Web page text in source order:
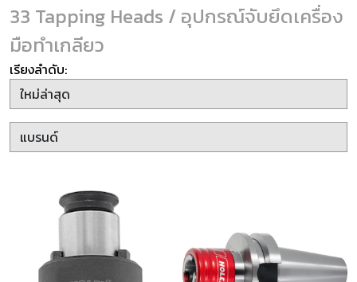
33 Tapping Heads / อุปกรณ์จับยึดเครื่อง
มือทำเกลียว
เรียงลำดับ: